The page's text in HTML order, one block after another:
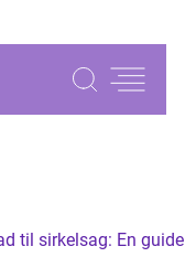
til sirkelsag: En guide